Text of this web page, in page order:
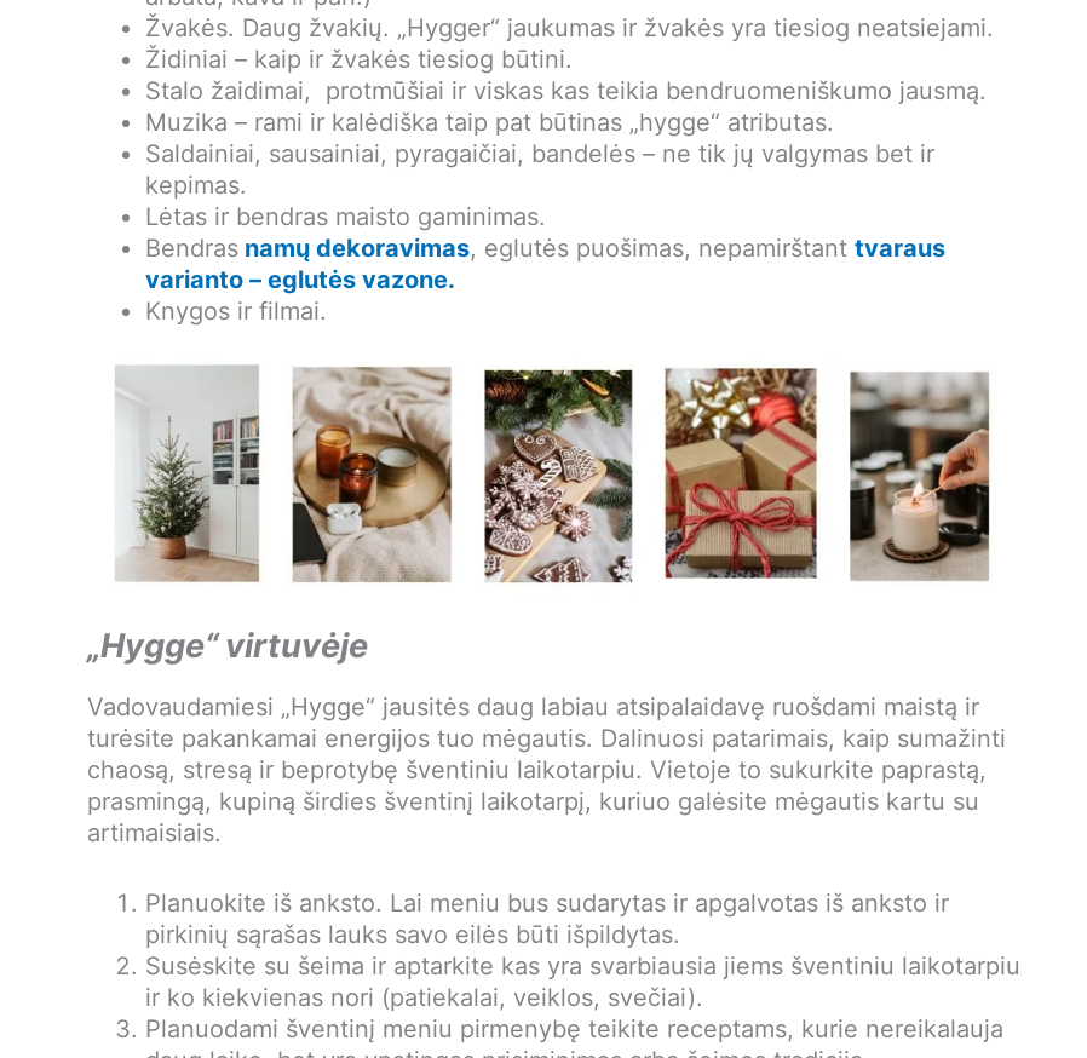
Žvakės. Daug žvakių. „Hygger“ jaukumas ir žvakės yra tiesiog neatsiejami.
Židiniai – kaip ir žvakės tiesiog būtini.
Stalo žaidimai, protmūšiai ir viskas kas teikia bendruomeniškumo jausmą.
Muzika – rami ir kalėdiška taip pat būtinas „hygge“ atributas.
Saldainiai, sausainiai, pyragaičiai, bandelės – ne tik jų valgymas bet ir
kepimas.
Lėtas ir bendras maisto gaminimas.
Bendras namų dekoravimas, eglutės puošimas, nepamirštant tvaraus
varianto – eglutės vazone.
Knygos ir filmai.
„Hygge“ virtuvėje
Vadovaudamiesi „Hygge“ jausitės daug labiau atsipalaidavę ruošdami maistą ir
turėsite pakankamai energijos tuo mėgautis. Dalinuosi patarimais, kaip sumažinti
chaosą, stresą ir beprotybę šventiniu laikotarpiu. Vietoje to sukurkite paprastą,
prasmingą, kupiną širdies šventinį laikotarpį, kuriuo galėsite mėgautis kartu su
artimaisiais.
Planuokite iš anksto. Lai meniu bus sudarytas ir apgalvotas iš anksto ir
pirkinių sąrašas lauks savo eilės būti išpildytas.
Susėskite su šeima ir aptarkite kas yra svarbiausia jiems šventiniu laikotarpiu
ir ko kiekvienas nori (patiekalai, veiklos, svečiai).
Planuodami šventinį meniu pirmenybę teikite receptams, kurie nereikalauja